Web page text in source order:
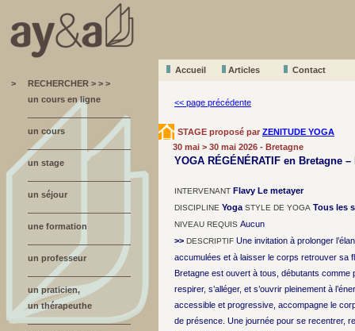
Accueil Articles
Contact
>
RECHERCHER > > >
un cours en ligne
un cours
un stage
un séjour
une formation
un professeur
un praticien,
un thérapeuthe
<< page précédente
STAGE proposé par ZENITUDE YOGA
30 mai > 30 mai 2026 - Bretagne
YOGA RÉGÉNÉRATIF en Bretagne
INTERVENANT Flavy Le metayer
DISCIPLINE Yoga STYLE DE YOGA Tous les
NIVEAU REQUIS Aucun
>> DESCRIPTIF Une invitation à prolonger
accumulées et à laisser le corps retrouver sa
Bretagne est ouvert à tous, débutants
respirer, s’alléger, et s’ouvrir pleinement à
accessible et progressive, accompagne le
de présence. Une journée pour se recentrer,